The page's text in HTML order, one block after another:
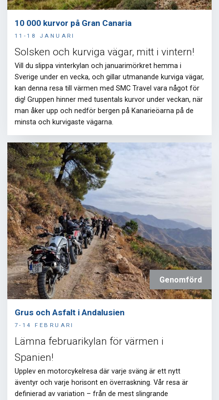
10 000 kurvor på Gran Canaria
11-18 JANUARI
Solsken och kurviga vägar, mitt i vintern!
Vill du slippa vinterkylan och januarimörkret hemma i
Sverige under en vecka, och gillar utmanande kurviga vägar,
kan denna resa till värmen med SMC Travel vara något för
dig! Gruppen hinner med tusentals kurvor under veckan, när
man åker upp och nedför bergen på Kanarieöarna på de
minsta och kurvigaste vägarna.
Genomförd
Grus och Asfalt i Andalusien
7-14 FEBRUARI
Lämna februarikylan för värmen i
Spanien!
Upplev en motorcykelresa där varje sväng är ett nytt
äventyr och varje horisont en överraskning. Vår resa är
definierad av variation – från de mest slingrande